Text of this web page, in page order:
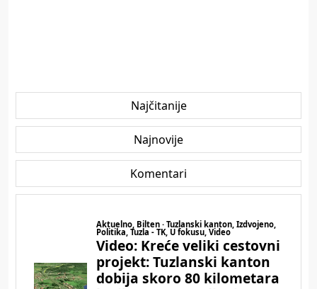
Najčitanije
Najnovije
Komentari